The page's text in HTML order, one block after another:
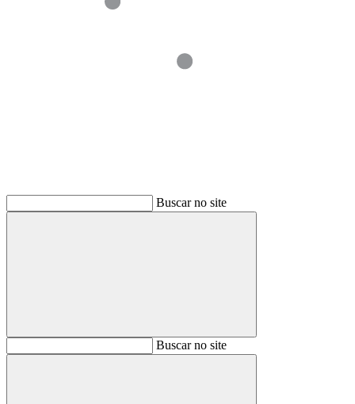
Buscar no site
BuscarBuscar no site